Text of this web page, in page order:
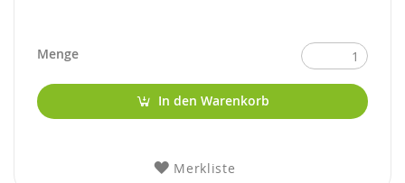
Menge
In den Warenkorb
Merkliste